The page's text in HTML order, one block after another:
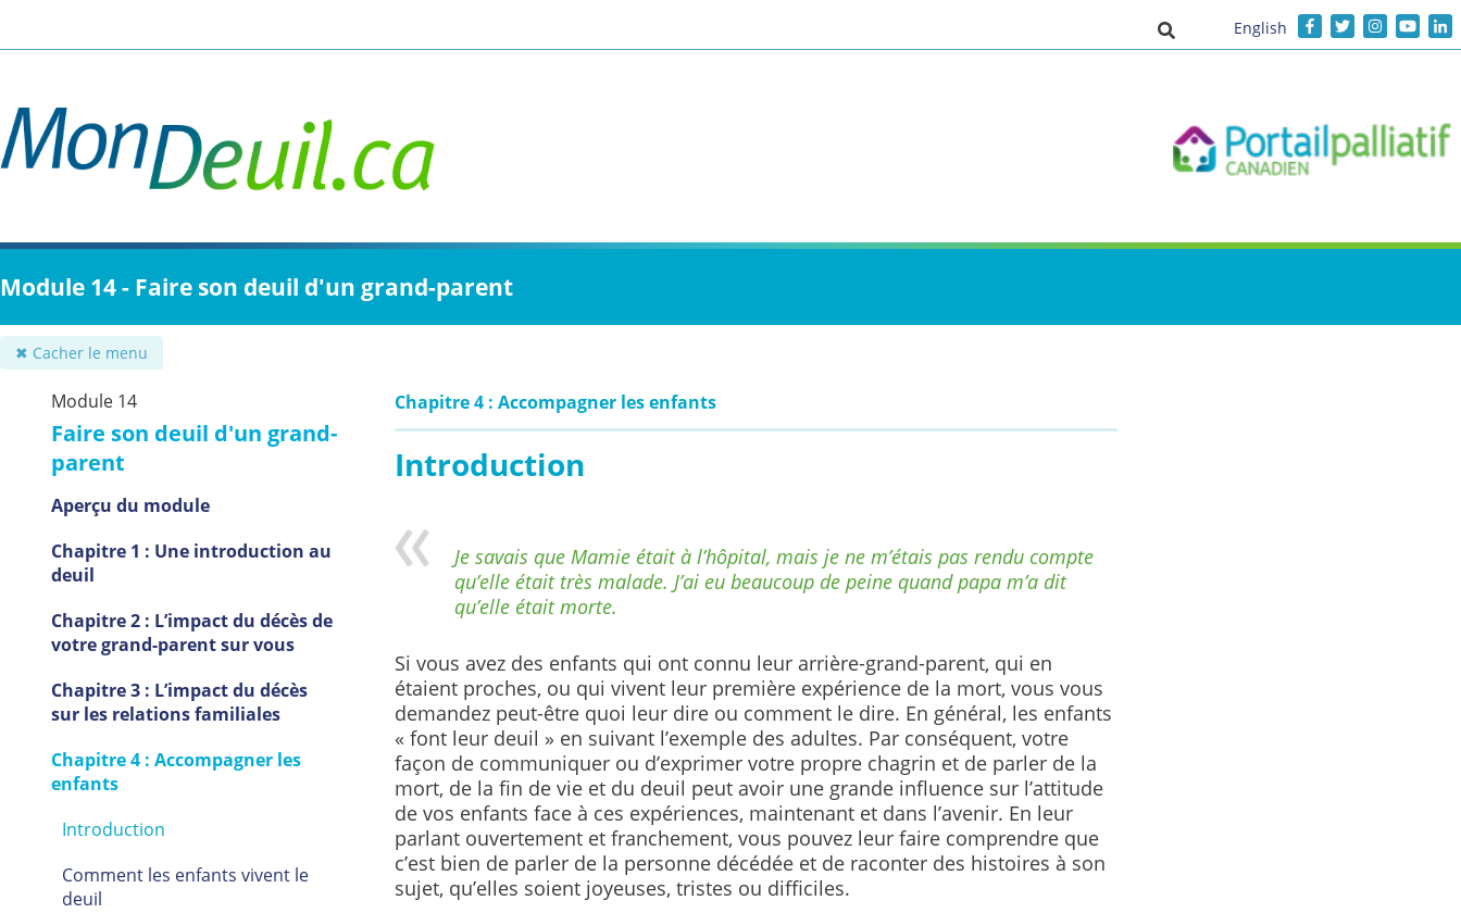
contenu
Activer/désactiver la saisie de
English
Module 14 - Faire son deuil d'un grand-parent
✖ Cacher le menu
Module 14
Faire son deuil d'un grand-
parent
Aperçu du module
Chapitre 1 : Une introduction au
deuil
Chapitre 2 : L’impact du décès de
votre grand-parent sur vous
Chapitre 3 : L’impact du décès
sur les relations familiales
Chapitre 4 : Accompagner les
enfants
Introduction
Comment les enfants vivent le
deuil
Chapitre 4 : Accompagner les enfants
Introduction
Je savais que Mamie était à l’hôpital, mais je ne m’étais pas rendu compte
qu’elle était très malade. J’ai eu beaucoup de peine quand papa m’a dit
qu’elle était morte.
Si vous avez des enfants qui ont connu leur arrière-grand-parent, qui en
étaient proches, ou qui vivent leur première expérience de la mort, vous vous
demandez peut-être quoi leur dire ou comment le dire. En général, les enfants
« font leur deuil » en suivant l’exemple des adultes. Par conséquent, votre
façon de communiquer ou d’exprimer votre propre chagrin et de parler de la
mort, de la fin de vie et du deuil peut avoir une grande influence sur l’attitude
de vos enfants face à ces expériences, maintenant et dans l’avenir. En leur
parlant ouvertement et franchement, vous pouvez leur faire comprendre que
c’est bien de parler de la personne décédée et de raconter des histoires à son
sujet, qu’elles soient joyeuses, tristes ou difficiles.